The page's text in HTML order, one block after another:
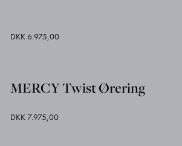
DKK 6.975,00
MERCY Twist Ørering
DKK 7.975,00